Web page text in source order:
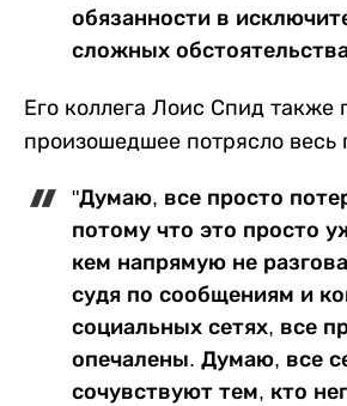
обязанности в
сложных
Его коллега Лоис Спид также
произошедшее потрясло весь
"Думаю, все просто
потому что это просто
кем напрямую не
судя по сообщениям и
социальных сетях, все
опечалены. Думаю, все
сочувствуют тем, кто